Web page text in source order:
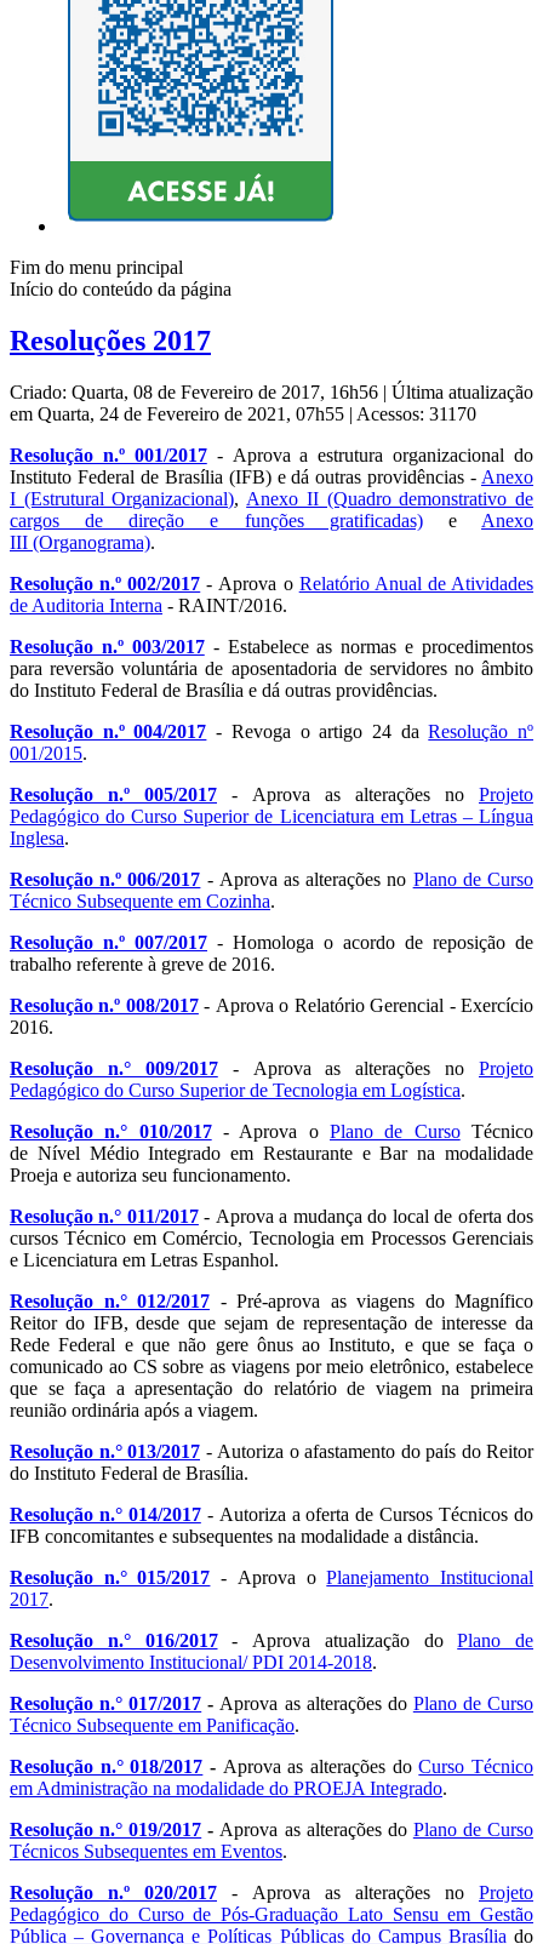
Fim do menu principal
Início do conteúdo da página
Resoluções 2017
Criado: Quarta, 08 de Fevereiro de 2017, 16h56 | Última atualização
em Quarta, 24 de Fevereiro de 2021, 07h55 | Acessos: 31170
Resolução n.º 001/2017- Aprova a estrutura organizacional do
Instituto Federal de Brasília (IFB) e dá outras providências - Anexo
I (Estrutural Organizacional), Anexo II (Quadro demonstrativo de
cargos de direção e funções gratificadas)e Anexo
III (Organograma).
Resolução n.º 002/2017 - Aprova o Relatório Anual de Atividades
de Auditoria Interna - RAINT/2016.
Resolução n.º 003/2017- Estabelece as normas e procedimentos
para reversão voluntária de aposentadoria de servidores no âmbito
do Instituto Federal de Brasília e dá outras providências.
Resolução n.º 004/2017 - Revoga o artigo 24 daResolução nº
001/2015.
Resolução n.º 005/2017 - Aprova as alterações no Projeto
Pedagógico do Curso Superior de Licenciatura em Letras – Língua
Inglesa.
Resolução n.º 006/2017 - Aprova as alterações no Plano de Curso
Técnico Subsequente em Cozinha.
Resolução n.º 007/2017 - Homologa o acordo de reposição de
trabalho referente à greve de 2016.
Resolução n.º 008/2017- Aprova o Relatório Gerencial - Exercício
2016.
Resolução n.° 009/2017- Aprova as alterações no Projeto
Pedagógico do Curso Superior de Tecnologia em Logística.
Resolução n.° 010/2017- Aprova oPlano de CursoTécnico
de Nível Médio Integrado em Restaurante e Bar na modalidade
Proeja e autoriza seu funcionamento.
Resolução n.° 011/2017- Aprova a mudança do local de oferta dos
cursos Técnico em Comércio, Tecnologia em Processos Gerenciais
e Licenciatura em Letras Espanhol.
Resolução n.° 012/2017 - Pré-aprova as viagens do Magnífico
Reitor do IFB, desde que sejam de representação de interesse da
Rede Federal e que não gere ônus ao Instituto, e que se faça o
comunicado ao CS sobre as viagens por meio eletrônico, estabelece
que se faça a apresentação do relatório de viagem na primeira
reunião ordinária após a viagem.
Resolução n.° 013/2017 - Autoriza o afastamento do país do Reitor
do Instituto Federal de Brasília.
Resolução n.° 014/2017- Autoriza a oferta de Cursos Técnicos do
IFB concomitantes e subsequentes na modalidade a distância.
Resolução n.° 015/2017 - Aprova oPlanejamento Institucional
2017.
Resolução n.° 016/2017- Aprova atualização doPlano de
Desenvolvimento Institucional/ PDI 2014-2018.
Resolução n.° 017/2017 - Aprova as alterações do Plano de Curso
Técnico Subsequente em Panificação.
Resolução n.° 018/2017 - Aprova as alterações doCurso Técnico
em Administração na modalidade do PROEJA Integrado.
Resolução n.° 019/2017 - Aprova as alterações do Plano de Curso
Técnicos Subsequentes em Eventos.
Resolução n.º 020/2017
- Aprova as alterações no Projeto
Pedagógico do Curso de Pós-Graduação Lato Sensu em Gestão
Pública – Governança e Políticas Públicas do Campus Brasília do